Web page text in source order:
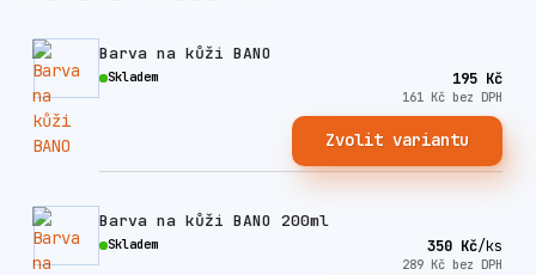
Barva na kůži BANO
195 Kč
161 Kč bez DPH
Skladem
Zvolit variantu
Barva na kůži BANO 200ml
350 Kč/ks
289 Kč bez DPH
Skladem